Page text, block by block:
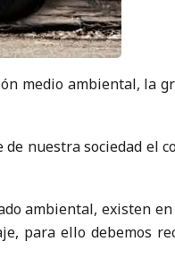
medio ambiental, la
nuestra sociedad el
ambiental, existen
para ello debemos